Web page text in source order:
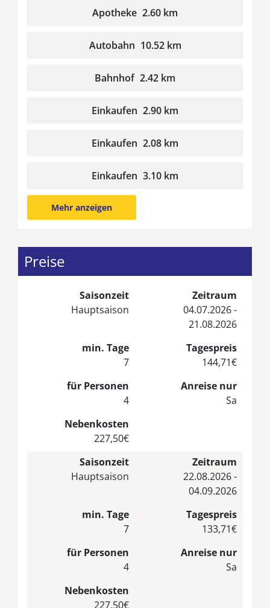
Apotheke 2.60 km
Autobahn 10.52 km
Bahnhof 2.42 km
Einkaufen 2.90 km
Einkaufen 2.08 km
Einkaufen 3.10 km
Mehr anzeigen
Preise
Saisonzeit
Hauptsaison
Zeitraum
04.07.2026 -
21.08.2026
min. Tage
7
Tagespreis
144,71€
für Personen
4
Anreise nur
Sa
Nebenkosten
227,50€
Saisonzeit
Hauptsaison
Zeitraum
22.08.2026 -
04.09.2026
min. Tage
7
Tagespreis
133,71€
für Personen
4
Anreise nur
Sa
Nebenkosten
227,50€